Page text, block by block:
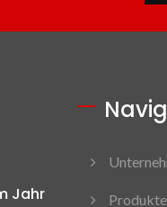
Jahr
Produkte